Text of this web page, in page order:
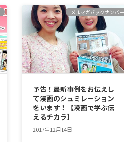
メルマガバックナンバー
予告！最新事例をお伝えし
て漫画のシュミレーション
をいます！【漫画で学ぶ伝
えるチカラ】
2017年12月14日